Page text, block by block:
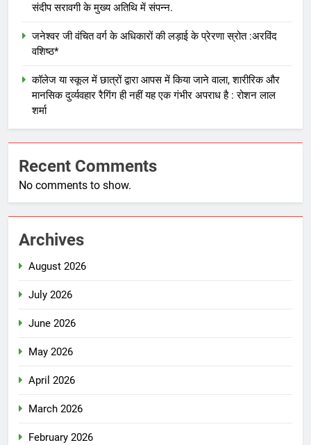
संदीप सरावगी के मुख्य अतिथि में संपन्न.
जनेश्वर जी वंचित वर्ग के अधिकारों की लड़ाई के प्रेरणा स्रोत :अरविंद
वशिष्ठ*
कॉलेज या स्कूल में छात्रों द्वारा आपस में किया जाने वाला, शारीरिक और
मानसिक दुर्व्यवहार रैगिंग ही नहीं यह एक गंभीर अपराध है : रोशन लाल
शर्मा
Recent Comments
No comments to show.
Archives
August 2026
July 2026
June 2026
May 2026
April 2026
March 2026
February 2026